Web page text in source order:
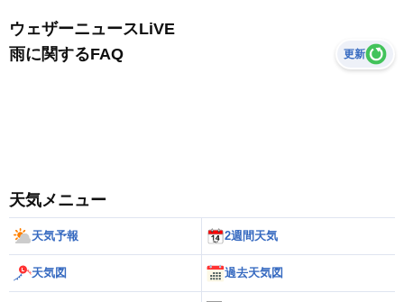
ウェザーニュースLiVE
雨に関するFAQ
更新
天気メニュー
天気予報 2週間天気
天気図 過去天気図